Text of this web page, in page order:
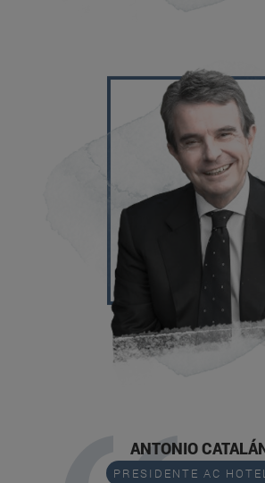
ANTONIO
PRESIDENTE AC